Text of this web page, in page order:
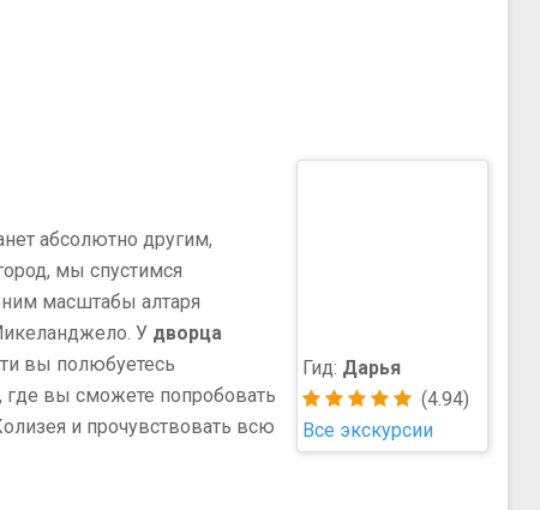
Гид: Дарья
(4.94)
Все экскурсии
абсолютно другим,
мы спустимся
масштабы алтаря
У дворца
вы полюбуетесь
где вы сможете попробовать
и прочувствовать всю